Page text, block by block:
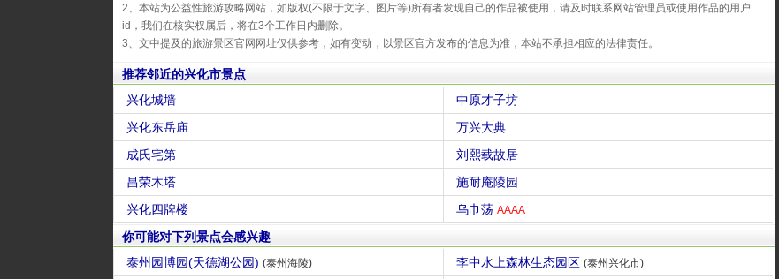
2、本站为公益性旅游攻略网站，如版权(不限于文字、图片等)所有者发现自己的作品被使用，请及时联系网站管理员或使用作品的用户
id，我们在核实权属后，将在3个工作日内删除。
3、文中提及的旅游景区官网网址仅供参考，如有变动，以景区官方发布的信息为准，本站不承担相应的法律责任。
推荐邻近的兴化市景点
兴化城墙
中原才子坊
兴化东岳庙
万兴大典
成氏宅第
刘熙载故居
昌荣木塔
施耐庵陵园
兴化四牌楼
乌巾荡 AAAA
你可能对下列景点会感兴趣
泰州园博园(天德湖公园) (泰州海陵) 李中水上森林生态园区 (泰州兴化市)